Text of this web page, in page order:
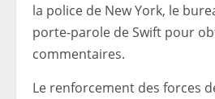
la police de New York, le
porte-parole de Swift pour
commentaires.
Le renforcement des forces